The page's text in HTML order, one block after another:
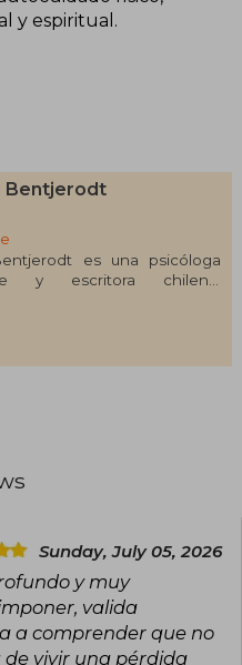
y espiritual.
Bentjerodt
es una psicóloga
y escritora chilena,
para jóvenes y
Psicología en la Universidad
obtuvo un Magíster en
enfoques terapéuticos
pacientes en su consulta
desarrolla una activa
conferencista y relatora
salud mental y bienestar,
colegios y empresas.
Sunday, July 05, 2026
y muy
valida
a comprender que no
vivir una pérdida